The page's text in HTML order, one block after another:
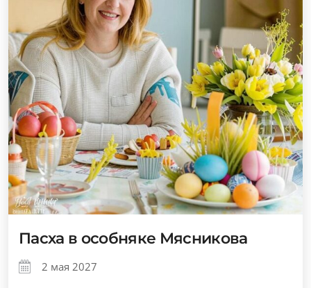
Пасха в особняке Мясникова
2 мая 2027